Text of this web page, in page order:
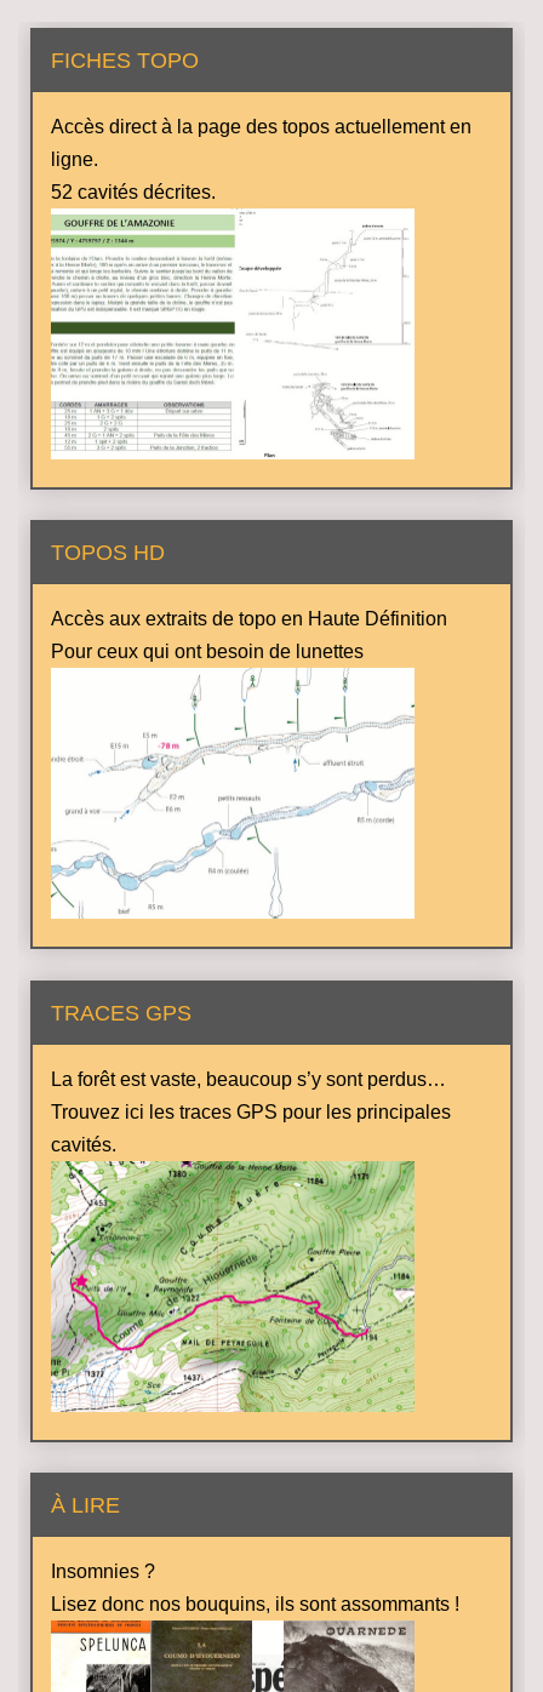
FICHES TOPO
Accès direct à la page des topos actuellement en
ligne.
52 cavités décrites.
TOPOS HD
Accès aux extraits de topo en Haute Définition
Pour ceux qui ont besoin de lunettes
TRACES GPS
La forêt est vaste, beaucoup s’y sont perdus…
Trouvez ici les traces GPS pour les principales
cavités.
À LIRE
Insomnies ?
Lisez donc nos bouquins, ils sont assommants !